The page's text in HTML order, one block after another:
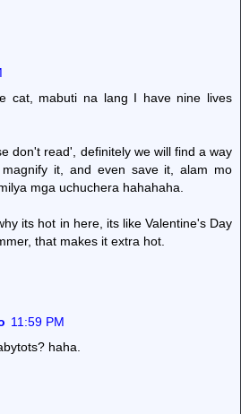
cat, mabuti na lang I have nine lives
don't read', definitely we will find a way
it, and even save it, alam mo
mga uchuchera hahahaha.
its hot in here, its like Valentine's Day
that makes it extra hot.
11:59 PM
haha.